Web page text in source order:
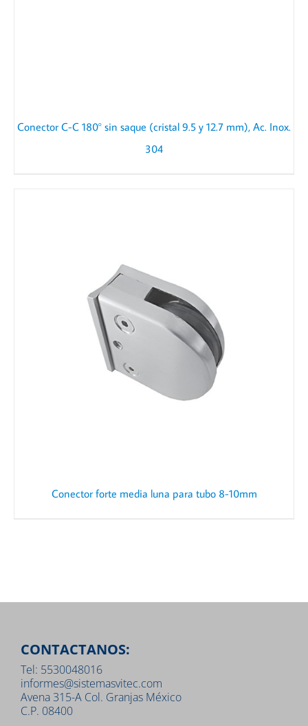
Conector C-C 180° sin saque (cristal 9.5 y 12.7 mm), Ac. Inox.
304
Conector forte media luna para tubo 8-10mm
CONTACTANOS:
Tel: 5530048016
informes@sistemasvitec.com
Avena 315-A Col. Granjas México
C.P. 08400